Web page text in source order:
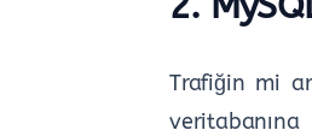
Trafiğin mi